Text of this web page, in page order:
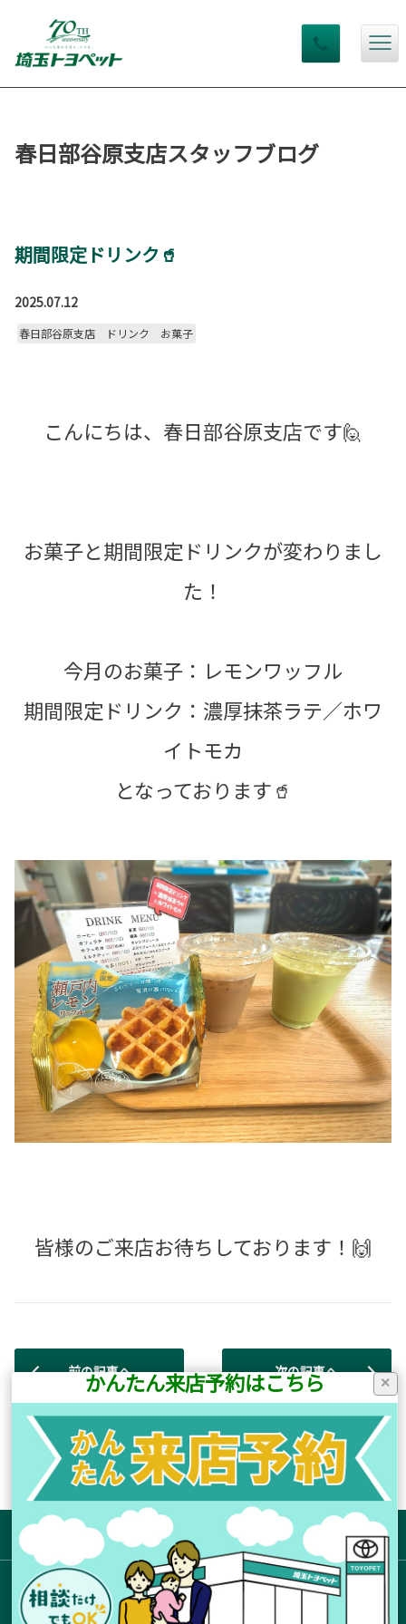
春日部谷原支店スタッフブログ
期間限定ドリンク🥤
2025.07.12
春日部谷原支店 ドリンク お菓子
こんにちは、春日部谷原支店です🙋
お菓子と期間限定ドリンクが変わりまし
た！
今月のお菓子：レモンワッフル
期間限定ドリンク：濃厚抹茶ラテ／ホワ
イトモカ
となっております🥤
皆様のご来店お待ちしております！🙌
前の記事へ
店舗ブログ一覧に戻る
次の記事へ
サイトマップ
お店を探す
×
かんたん来店予約はこちら